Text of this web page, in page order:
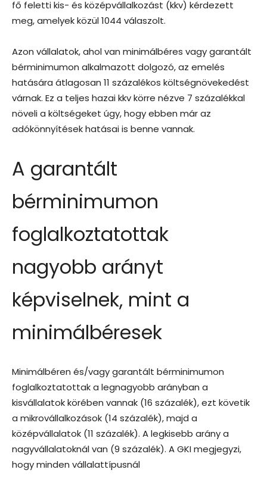
fő feletti kis- és középvállalkozást (kkv) kérdezett
meg, amelyek közül 1044 válaszolt.
Azon vállalatok, ahol van minimálbéres vagy garantált
bérminimumon alkalmazott dolgozó, az emelés
hatására átlagosan 11 százalékos költségnövekedést
várnak. Ez a teljes hazai kkv körre nézve 7 százalékkal
növeli a költségeket úgy, hogy ebben már az
adókönnyítések hatásai is benne vannak.
A garantált
bérminimumon
foglalkoztatottak
nagyobb arányt
képviselnek, mint a
minimálbéresek
Minimálbéren és/vagy garantált bérminimumon
foglalkoztatottak a legnagyobb arányban a
kisvállalatok körében vannak (16 százalék), ezt követik
a mikrovállalkozások (14 százalék), majd a
középvállalatok (11 százalék). A legkisebb arány a
nagyvállalatoknál van (9 százalék). A GKI megjegyzi,
hogy minden vállalattípusnál